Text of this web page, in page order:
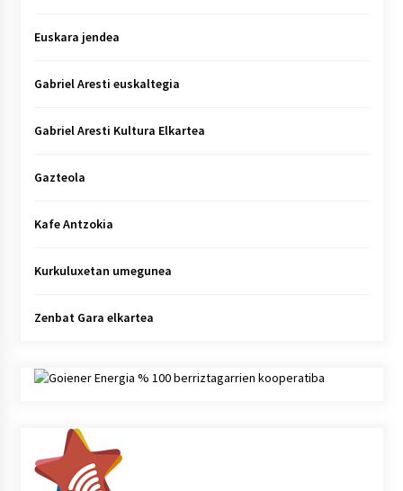
Euskara jendea
Gabriel Aresti euskaltegia
Gabriel Aresti Kultura Elkartea
Gazteola
Kafe Antzokia
Kurkuluxetan umegunea
Zenbat Gara elkartea